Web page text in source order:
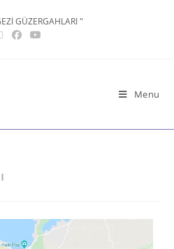
GÜZERGAHLARI "
Menu